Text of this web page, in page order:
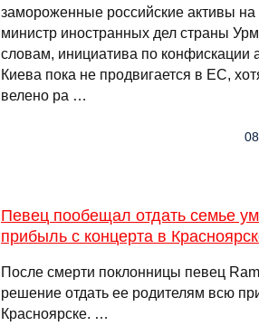
замороженные российские активы
министр иностранных дел страны
словам, инициатива по конфискации
Киева пока не продвигается в ЕС,
велено ра …
Певец пообещал отдать семье
прибыль с концерта в
После смерти поклонницы певец
решение отдать ее родителям всю
Красноярске. …